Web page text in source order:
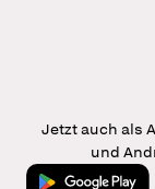
Jetzt auch als
und
Jetzt bei Google